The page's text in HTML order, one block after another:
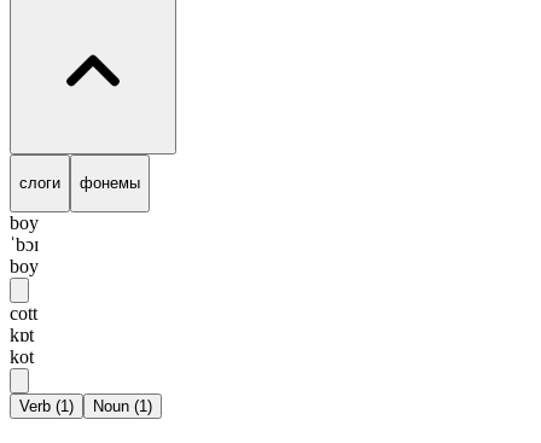
слоги фонемы
boy
ˈbɔɪ
boy
cott
kɒt
kot
Verb (1) Noun (1)